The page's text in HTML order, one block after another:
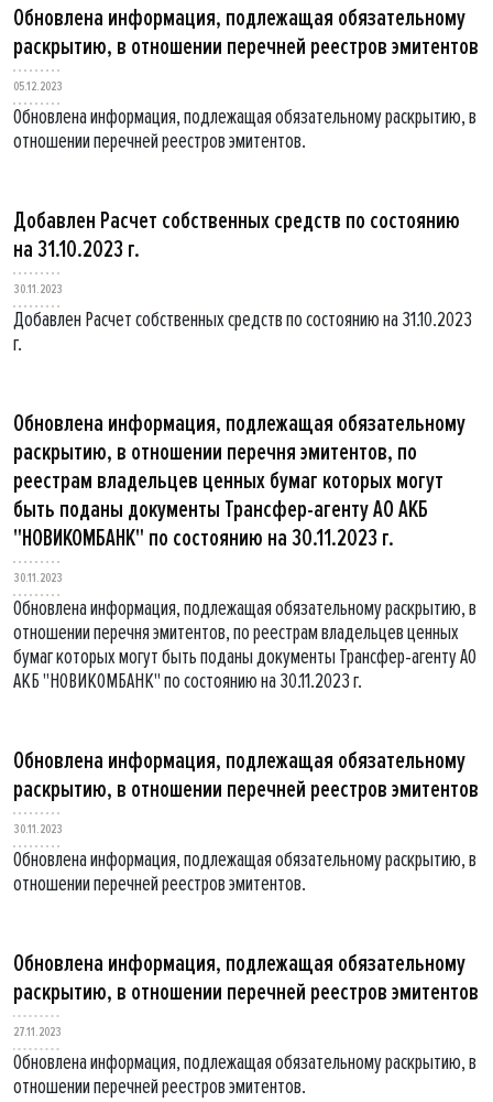
Обновлена информация, подлежащая обязательному
раскрытию, в отношении перечней реестров эмитентов
05.12.2023
Обновлена информация, подлежащая обязательному раскрытию, в
отношении перечней реестров эмитентов.
Добавлен Расчет собственных средств по состоянию
на 31.10.2023 г.
30.11.2023
Добавлен Расчет собственных средств по состоянию на 31.10.2023
г.
Обновлена информация, подлежащая обязательному
раскрытию, в отношении перечня эмитентов, по
реестрам владельцев ценных бумаг которых могут
быть поданы документы Трансфер-агенту АО АКБ
"НОВИКОМБАНК" по состоянию на 30.11.2023 г.
30.11.2023
Обновлена информация, подлежащая обязательному раскрытию, в
отношении перечня эмитентов, по реестрам владельцев ценных
бумаг которых могут быть поданы документы Трансфер-агенту АО
АКБ "НОВИКОМБАНК" по состоянию на 30.11.2023 г.
Обновлена информация, подлежащая обязательному
раскрытию, в отношении перечней реестров эмитентов
30.11.2023
Обновлена информация, подлежащая обязательному раскрытию, в
отношении перечней реестров эмитентов.
Обновлена информация, подлежащая обязательному
раскрытию, в отношении перечней реестров эмитентов
27.11.2023
Обновлена информация, подлежащая обязательному раскрытию, в
отношении перечней реестров эмитентов.